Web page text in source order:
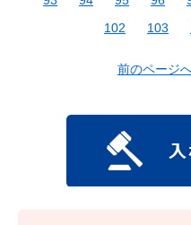
102
103
前のページ